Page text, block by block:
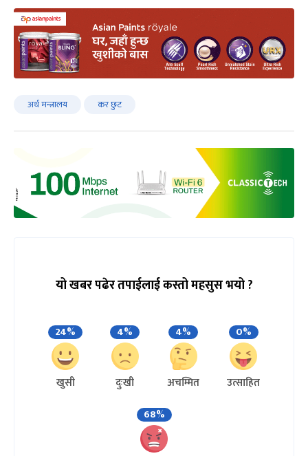
अर्थ मन्त्रालय कर छुट
यो खबर पढेर तपाईलाई कस्तो महसुस भयो ?
24%
खुसी
4%
दुःखी
4%
अचम्मित
0%
उत्साहित
68%